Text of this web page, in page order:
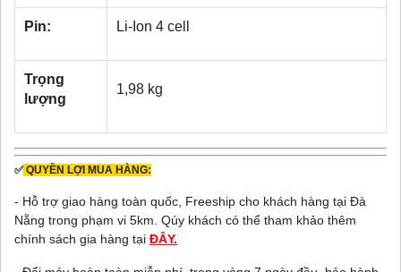
Pin: Li-Ion 4 cell
Trọng
lượng
1,98 kg
✅ QUYỀN LỢI MUA HÀNG:
- Hỗ trợ giao hàng toàn quốc, Freeship cho khách hàng tại Đà
Nẵng trong phạm vi 5km. Qúy khách có thể tham khảo thêm
chính sách gia hàng tại ĐÂY.